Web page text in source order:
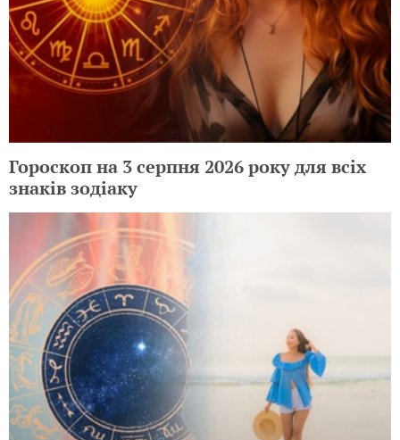
Гороскоп на 3 серпня 2026 року для всіх
знаків зодіаку